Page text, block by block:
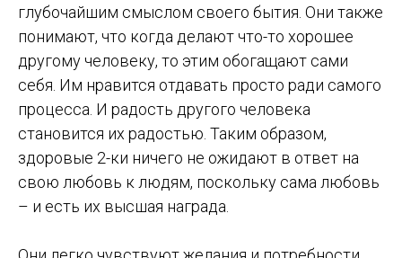
глубочайшим смыслом своего бытия. Они также
понимают, что когда делают что-то хорошее
другому человеку, то этим обогащают сами
себя. Им нравится отдавать просто ради самого
процесса. И радость другого человека
становится их радостью. Таким образом,
здоровые 2-ки ничего не ожидают в ответ на
свою любовь к людям, поскольку сама любовь
– и есть их высшая награда.